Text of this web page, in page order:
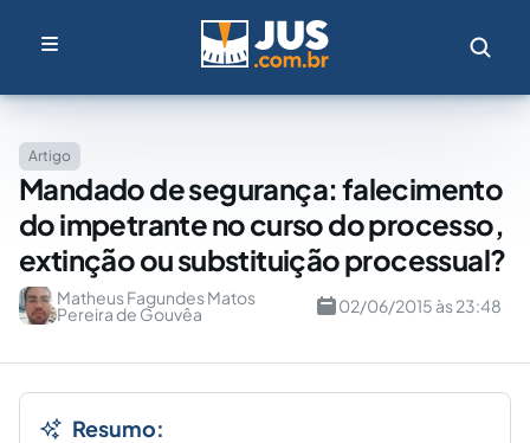
Artigo
Mandado de segurança: falecimento
do impetrante no curso do processo,
extinção ou substituição processual?
Matheus Fagundes Matos
Pereira de Gouvêa 02/06/2015 às 23:48
Resumo: